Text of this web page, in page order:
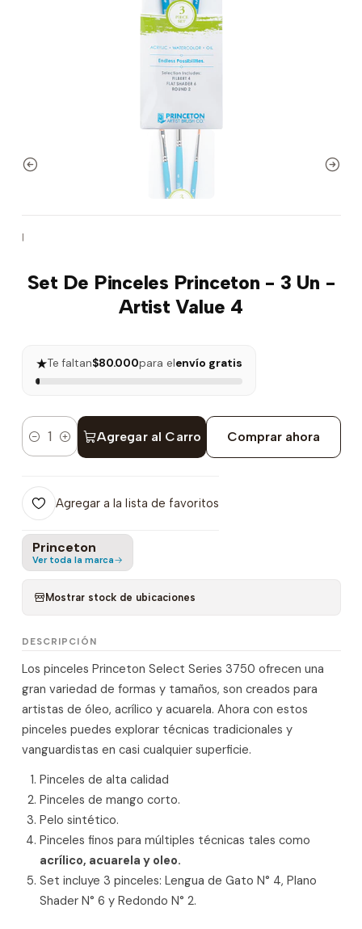
|
Set De Pinceles Princeton - 3 Un -
Artist Value 4
★Te faltan$80.000para elenvío gratis
Cantidad Agregar al Carro Comprar ahora
Agregar a la lista de favoritos
Princeton
Ver toda la marca
Mostrar stock de ubicaciones
DESCRIPCIÓN
Los pinceles Princeton Select Series 3750 ofrecen una
gran variedad de formas y tamaños, son creados para
artistas de óleo, acrílico y acuarela. Ahora con estos
pinceles puedes explorar técnicas tradicionales y
vanguardistas en casi cualquier superficie.
Pinceles de alta calidad
Pinceles de mango corto.
Pelo sintético.
Pinceles finos para múltiples técnicas tales como
acrílico, acuarela y oleo.
Set incluye 3 pinceles: Lengua de Gato N° 4, Plano
Shader N° 6 y Redondo N° 2.